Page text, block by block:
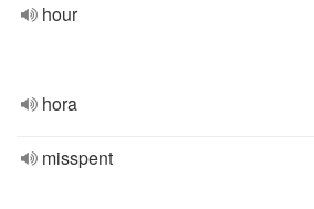
hour
hora
misspent